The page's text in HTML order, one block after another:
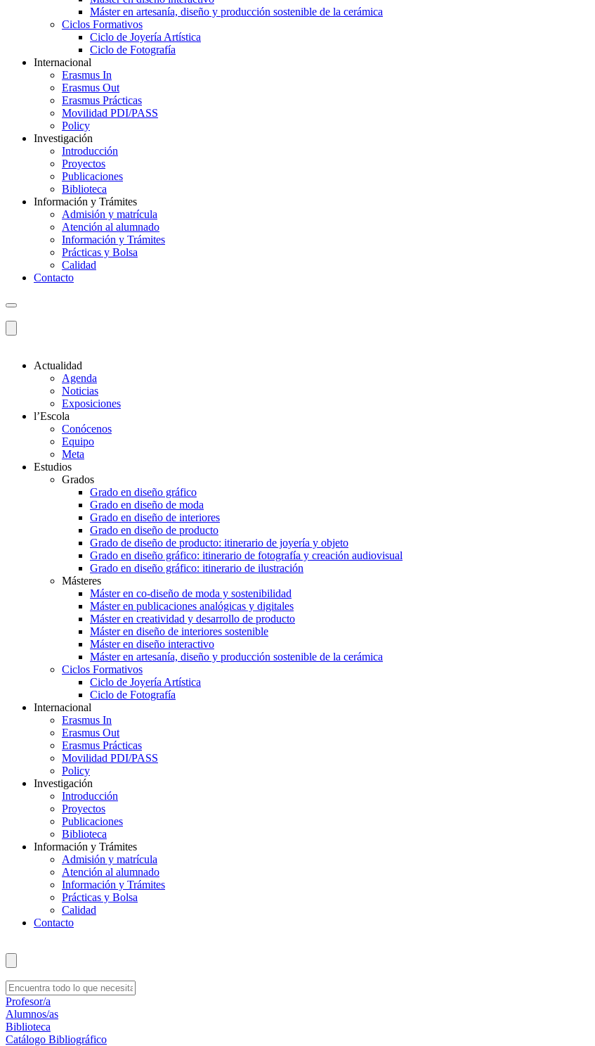
Máster en artesanía, diseño y producción sostenible de la cerámica
Ciclos Formativos
Ciclo de Joyería Artística
Ciclo de Fotografía
Internacional
Erasmus In
Erasmus Out
Erasmus Prácticas
Movilidad PDI/PASS
Policy
Investigación
Introducción
Proyectos
Publicaciones
Biblioteca
Información y Trámites
Admisión y matrícula
Atención al alumnado
Información y Trámites
Prácticas y Bolsa
Calidad
Contacto
Actualidad
Agenda
Noticias
Exposiciones
l’Escola
Conócenos
Equipo
Meta
Estudios
Grados
Grado en diseño gráfico
Grado en diseño de moda
Grado en diseño de interiores
Grado en diseño de producto
Grado de diseño de producto: itinerario de joyería y objeto
Grado en diseño gráfico: itinerario de fotografía y creación audiovisual
Grado en diseño gráfico: itinerario de ilustración
Másteres
Máster en co-diseño de moda y sostenibilidad
Máster en publicaciones analógicas y digitales
Máster en creatividad y desarrollo de producto
Máster en diseño de interiores sostenible
Máster en diseño interactivo
Máster en artesanía, diseño y producción sostenible de la cerámica
Ciclos Formativos
Ciclo de Joyería Artística
Ciclo de Fotografía
Internacional
Erasmus In
Erasmus Out
Erasmus Prácticas
Movilidad PDI/PASS
Policy
Investigación
Introducción
Proyectos
Publicaciones
Biblioteca
Información y Trámites
Admisión y matrícula
Atención al alumnado
Información y Trámites
Prácticas y Bolsa
Calidad
Contacto
Profesor/a
Alumnos/as
Biblioteca
Catálogo Bibliográfico